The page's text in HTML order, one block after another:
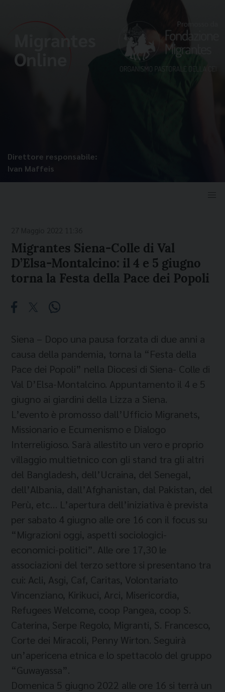
Direttore responsabile:
Ivan Maffeis
Migrantes Siena-Colle di Val
D’Elsa-Montalcino: il 4 e 5 giugno
torna la Festa della Pace dei Popoli
Siena – Dopo una pausa forzata di due anni a
causa della pandemia, torna la “Festa della
Pace dei Popoli” nella Diocesi di Siena- Colle di
Val D’Elsa-Montalcino. Appuntamento il 4 e 5
giugno ai giardini della Lizza a Siena.
L’evento è promosso dall’Ufficio Migranets,
Missionario e Ecumenismo e Dialogo
Interreligioso. Sarà allestito un vero e proprio
villaggio multietnico con gli stand tra gli altri
del Bangladesh, dell’Ucraina, del Senegal,
dell’Albania, dall’Afghanistan, dal Pakistan, del
Perù, etc… L’apertura dell’iniziativa è prevista
per sabato 4 giugno alle ore 16 con il focus su
“Migrazioni oggi, aspetti sociologici-
economici-politici”. Alle ore 17,30 le
associazioni del terzo settore si presentano tra
cui: Acli, Asgi, Caf, Caritas, Volontariato
Vincenziano, Kirikuci, Arci, Misericordia,
Refugees Welcome, coop Pangea, coop S.
Caterina, Serpe Regolo, Migranti, S. Francesco,
Corte dei Miracoli, Penny Wirton. Seguirà
un’apericena etnica e lo spettacolo del gruppo
“Guwayassa”.
Domenica 5 giugno 2022 alle ore 16 si terrà un